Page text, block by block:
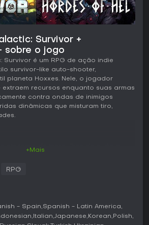
Survivor +
sobre o jogo
Survivor é um RPG de ação indie
survivor-like auto-shooter,
planeta Hoxxes. Nele, o jogador
recursos enquanto suas armas
contra ondas de inimigos
dinâmicas que misturam tiro,
A experiência obtida com eliminações
O posicionamento é
os inimigos avançam de várias
de minério funcionam tanto como fonte
+Mais
RPG
- Spain Spanish - Latin America
Italian Japanese Korean Polish